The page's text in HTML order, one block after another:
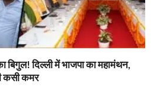
बिगुल! दिल्ली में भाजपा का महामंथन,
कसी कमर